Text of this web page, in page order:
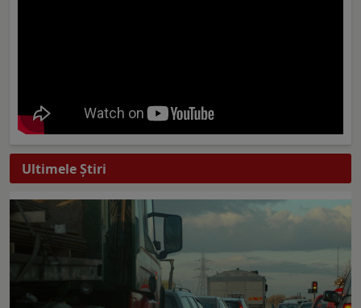
Ultimele Ştiri